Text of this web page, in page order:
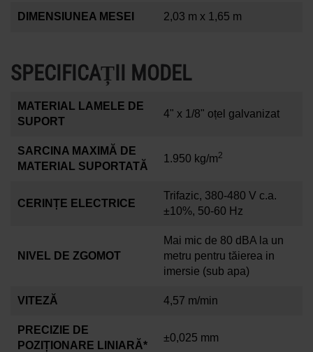
DIMENSIUNEA MESEI 2,03 m x 1,65 m
SPECIFICAȚII MODEL
MATERIAL LAMELE DE
SUPORT
4" x 1/8" oțel galvanizat
SARCINA MAXIMĂ DE
MATERIAL SUPORTATĂ
1.950 kg/m2
CERINȚE ELECTRICE
Trifazic, 380-480 V c.a.
±10%, 50-60 Hz
NIVEL DE ZGOMOT
Mai mic de 80 dBA la un
metru pentru tăierea in
imersie (sub apa)
VITEZĂ 4,57 m/min
PRECIZIE DE
POZIȚIONARE LINIARĂ*
±0,025 mm